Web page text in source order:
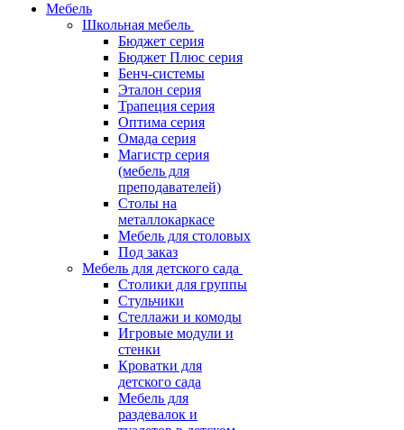
Мебель
Школьная мебель
Бюджет серия
Бюджет Плюс серия
Бенч-системы
Эталон серия
Трапеция серия
Оптима серия
Омада серия
Магистр серия
(мебель для
преподавателей)
Столы на
металлокаркасе
Мебель для столовых
Под заказ
Мебель для детского сада
Столики для группы
Стульчики
Стеллажи и комоды
Игровые модули и
стенки
Кроватки для
детского сада
Мебель для
раздевалок и